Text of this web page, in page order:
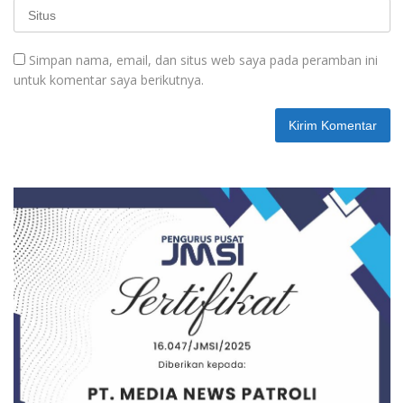
Simpan nama, email, dan situs web saya pada peramban ini
untuk komentar saya berikutnya.